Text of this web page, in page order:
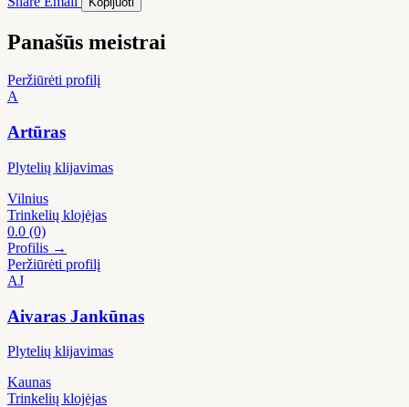
Panašūs meistrai
Peržiūrėti profilį
A
Artūras
Plytelių klijavimas
Vilnius
Trinkelių klojėjas
0.0 (0)
Profilis →
Peržiūrėti profilį
AJ
Aivaras Jankūnas
Plytelių klijavimas
Kaunas
Trinkelių klojėjas